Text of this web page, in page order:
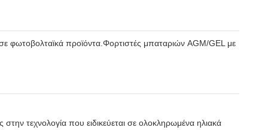
φωτοβολταϊκά προϊόντα.Φορτιστές μπαταριών AGM/GEL με
τεχνολογία που ειδικεύεται σε ολοκληρωμένα ηλιακά